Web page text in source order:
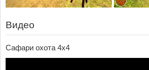
Видео
Сафари охота 4x4